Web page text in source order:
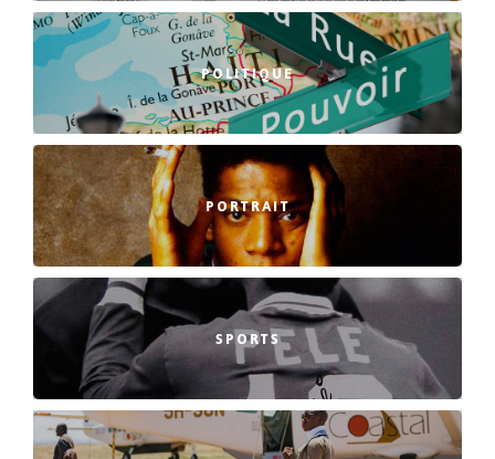
POLITIQUE
PORTRAIT
SPORTS